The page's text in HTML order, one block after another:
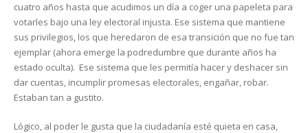
cuatro años hasta que acudimos un día a coger una papeleta para
votarles bajo una ley electoral injusta. Ese sistema que mantiene
sus privilegios, los que heredaron de esa transición que no fue tan
ejemplar (ahora emerge la podredumbre que durante años ha
estado oculta). Ese sistema que les permitía hacer y deshacer sin
dar cuentas, incumplir promesas electorales, engañar, robar.
Estaban tan a gustito.
Lógico, al poder le gusta que la ciudadanía esté quieta en casa,